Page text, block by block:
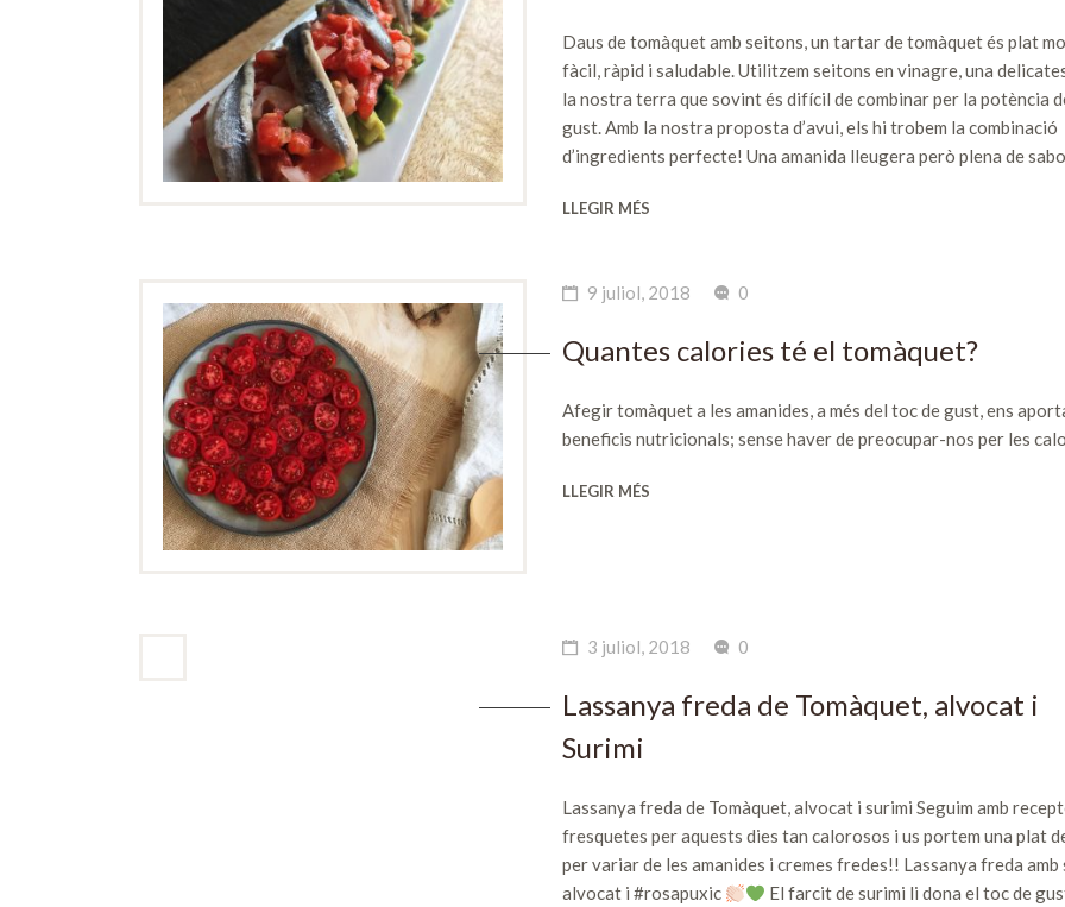
Daus de tomàquet amb seitons, un tartar de tomàquet és plat
fàcil, ràpid i saludable. Utilitzem seitons en vinagre, una
la nostra terra que sovint és difícil de combinar per la potència
gust. Amb la nostra proposta d’avui, els hi trobem la combinació
d’ingredients perfecte! Una amanida lleugera però plena de
LLEGIR MÉS
9 juliol, 2018 0
Quantes calories té el tomàquet?
Afegir tomàquet a les amanides, a més del toc de gust, ens
beneficis nutricionals; sense haver de preocupar-nos per les
LLEGIR MÉS
3 juliol, 2018 0
Lassanya freda de Tomàquet, alvocat i
Surimi
Lassanya freda de Tomàquet, alvocat i surimi Seguim amb
fresquetes per aquests dies tan calorosos i us portem una plat
per variar de les amanides i cremes fredes!! Lassanya freda amb
alvocat i #rosapuxic
El farcit de surimi li dona el toc de